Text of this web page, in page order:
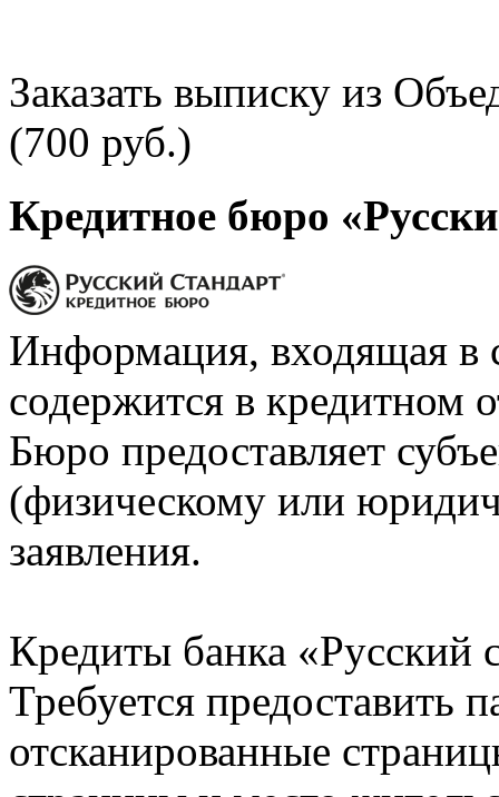
Заказать выписку из
(700 руб.)
Кредитное бюро
Информация, входящая в
содержится в кредитном
Бюро предоставляет
(физическому или
заявления.
Кредиты банка «Русский
Требуется предоставить
отсканированные